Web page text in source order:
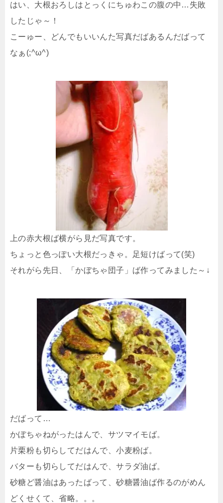
はい、大根おろしはとっくにちゅわこの腹の中…失敗
したじゃ～！
こーゅー、どんでもいいんた写真だばあるんだばって
なぁ(;^ω^)
上の赤大根ば横がら見だ写真です。
ちょっと色っぽい大根だっきゃ。足短けばって(笑)
それがら先日、「かぼちゃ団子」ば作ってみました～↓
だばって…
かぼちゃねがったはんで、サツマイモば。
片栗粉も切らしてだはんで、小麦粉ば。
バターも切らしてだはんで、サラダ油ば。
砂糖ど醤油はあったばって、砂糖醤油ば作るのがめん
どくせくて、省略。。。